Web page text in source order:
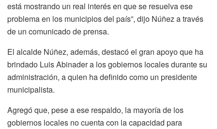
está mostrando un real interés en que se resuelva ese
problema en los municipios del país”, dijo Núñez a través
de un comunicado de prensa.
El alcalde Núñez, además, destacó el gran apoyo que ha
brindado Luis Abinader a los gobiernos locales durante su
administración, a quien ha definido como un presidente
municipalista.
Agregó que, pese a ese respaldo, la mayoría de los
gobiernos locales no cuenta con la capacidad para